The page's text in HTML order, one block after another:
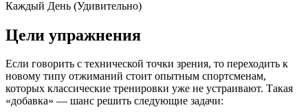
Каждый День (Удивительно)
Цели упражнения
Если говорить с технической точки зрения, то переходить к
новому типу отжиманий стоит опытным спортсменам,
которых классические тренировки уже не устраивают. Такая
«добавка» — шанс решить следующие задачи: